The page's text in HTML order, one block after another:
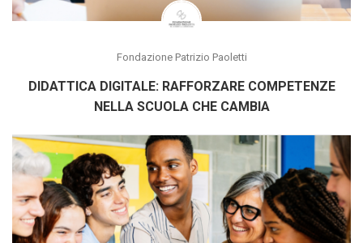
Fondazione Patrizio Paoletti
DIDATTICA DIGITALE: RAFFORZARE COMPETENZE
NELLA SCUOLA CHE CAMBIA